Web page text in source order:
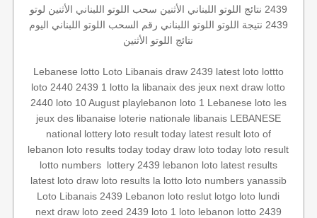
2439 نتائج اللوتو اللبناني الأثنين سحب اللوتو اللبناني الأثنين لوتو
2439 نتيجة اللوتو اللوتو اللبناني رقم السحب اللوتو اللبناني اليوم
نتائج اللوتو الأثنين
Lebanese lotto Loto Libanais draw 2439 latest loto lottto
loto 2440 2439 1 lotto la libanaix des jeux next draw lotto
2440 loto 10 August playlebanon loto 1 Lebanese loto les
jeux des libanaise loterie nationale libanais LEBANESE
national lottery loto result today latest result loto of
lebanon loto results today today draw loto today loto result
lotto numbers lottery 2439 lebanon loto latest results
latest loto draw loto results la lotto loto numbers yanassib
Loto Libanais 2439 Lebanon loto reslut lotgo loto lundi
next draw loto zeed 2439 loto 1 loto lebanon lotto 2439